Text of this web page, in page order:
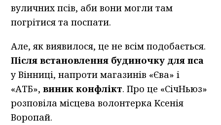
вуличних псів, аби вони могли там
погрітися та поспати.
Але, як виявилося, це не всім подобається.
Після встановлення будиночку для пса
у Вінниці, напроти магазинів «Єва» і
«АТБ»,виник конфлікт. Про це «СічНьюз»
розповіла місцева волонтерка Ксенія
Воропай.